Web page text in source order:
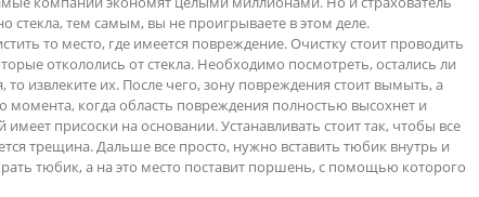
стекла, тем самым, вы не проигрываете в этом деле.
то место, где имеется повреждение. Очистку стоит проводить
откололись от стекла. Необходимо посмотреть, остались ли
извлеките их. После чего, зону повреждения стоит вымыть, а
когда область повреждения полностью высохнет и
присоски на основании. Устанавливать стоит так, чтобы все
трещина. Дальше все просто, нужно вставить тюбик внутрь и
тюбик, а на это место поставит поршень, с помощью которого